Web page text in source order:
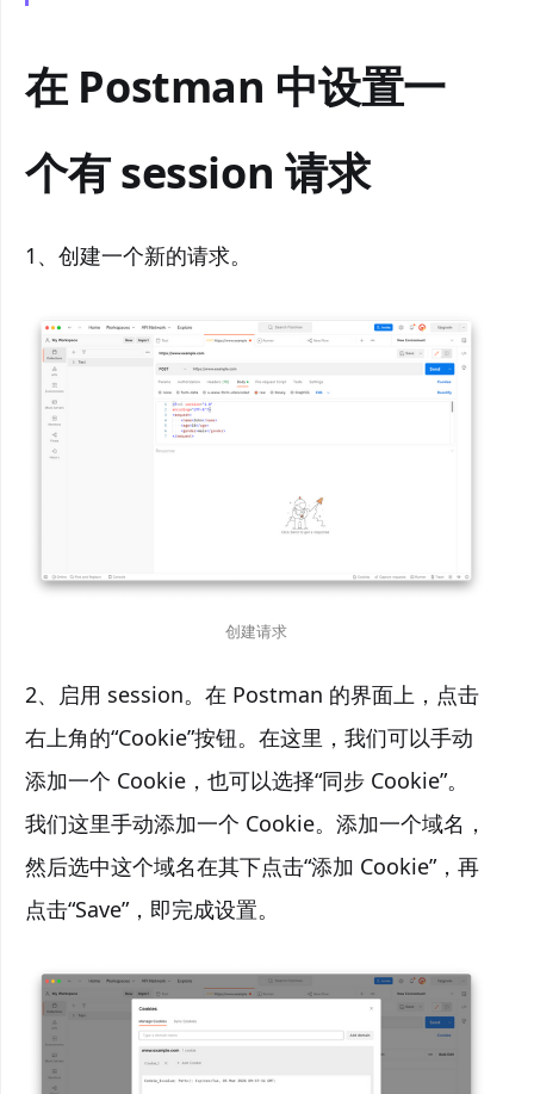
在 Postman 中设置一
个有 session 请求
1、创建一个新的请求。
创建请求
2、启用 session。在 Postman 的界面上，点击
右上角的“Cookie”按钮。在这里，我们可以手动
添加一个 Cookie，也可以选择“同步 Cookie”。
我们这里手动添加一个 Cookie。添加一个域名，
然后选中这个域名在其下点击“添加 Cookie”，再
点击“Save”，即完成设置。